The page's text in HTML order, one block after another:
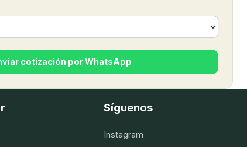
cotización por WhatsApp
Síguenos
Instagram